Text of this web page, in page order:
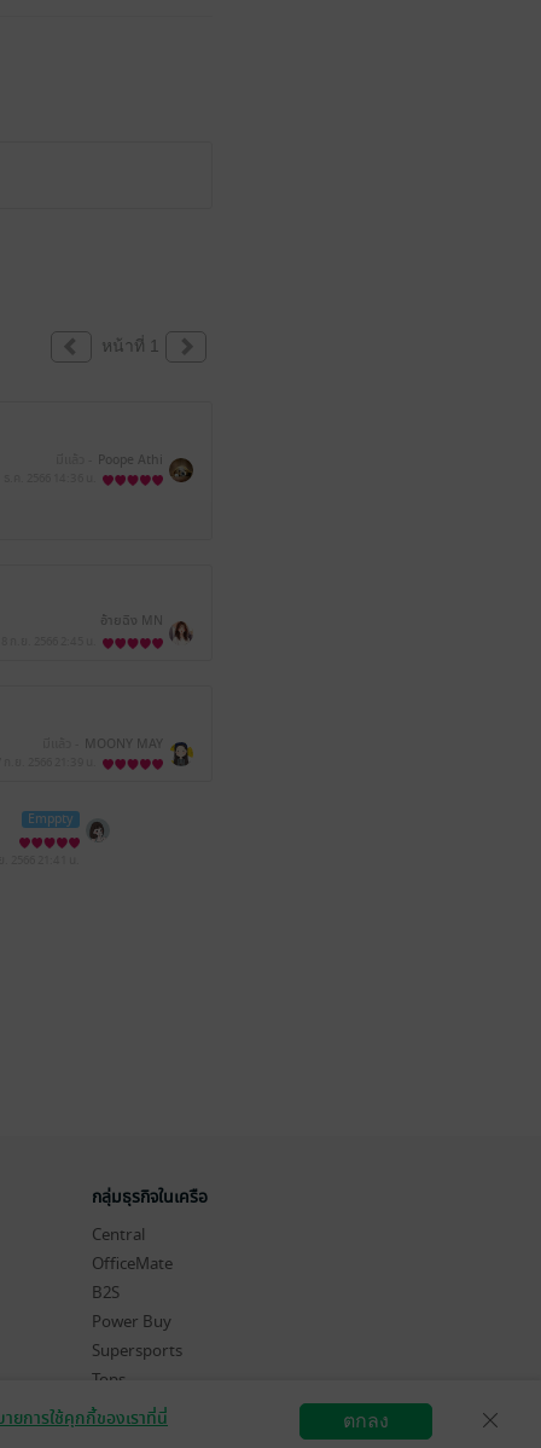
หน้าที่ 1
Poope Athi
อ้ายฉิง MN
MOONY MAY
Emppty
กลุ่มธุรกิจในเครือ
Central
OfficeMate
B2S
Power Buy
Supersports
Tops
Hytexts
สมัครขายอีบุ๊ก วิธีการใช้งาน
ายการใช้คุกกี้ของเราที่นี่ ตกลง